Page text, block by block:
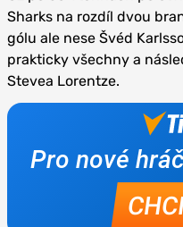
Sharks na rozdíl dvou
gólu ale nese Švéd
prakticky všechny a
Stevea Lorentze.